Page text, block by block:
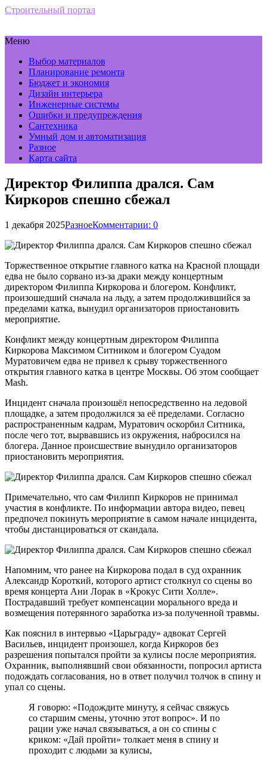
Строительный портал
Меню
Выбор материалов
Планирование ремонта
Бюджет и экономия
Дизайн интерьера
Инженерные системы
Ошибки и предупреждения
Сантехника
Умный дом и автоматизация
Разное
Карта сайта
Директор Филиппа дрался. Сам
Киркоров спешно сбежал
1 декабря 2025РазноеКомментарии: 0
Торжественное открытие главного катка на Красной площади
едва не было сорвано из-за драки между концертным
директором Филиппа Киркорова и блогером. Конфликт,
произошедший сначала на льду, а затем продолжившийся за
пределами катка, вынудил организаторов приостановить
мероприятие.
Конфликт между концертным директором Филиппа
Киркорова Максимом Ситником и блогером Суадом
Муратовичем едва не привел к срыву торжественного
открытия главного катка в центре Москвы. Об этом сообщает
Mash.
Инцидент сначала произошёл непосредственно на ледовой
площадке, а затем продолжился за её пределами. Согласно
распространенным кадрам, Муратович оскорбил Ситника,
после чего тот, вырвавшись из окружения, набросился на
блогера. Данное происшествие вынудило организаторов
приостановить мероприятия.
Примечательно, что сам Филипп Киркоров не принимал
участия в конфликте. По информации автора видео, певец
предпочел покинуть мероприятие в самом начале инцидента,
чтобы дистанцироваться от скандала.
Напомним, что ранее на Киркорова подал в суд охранник
Александр Короткий, которого артист столкнул со сцены во
время концерта Ани Лорак в «Крокус Сити Холле».
Пострадавший требует компенсации морального вреда и
возмещения потерянного заработка из-за полученной травмы.
Как пояснил в интервью «Царьграду» адвокат Сергей
Васильев, инцидент произошел, когда Киркоров без
разрешения попытался пройти за кулисы после мероприятия.
Охранник, выполнявший свои обязанности, попросил артиста
подождать согласования, но в ответ получил толчок в спину и
упал со сцены.
Я говорю: «Подождите минуту, я сейчас свяжусь
со старшим смены, уточню этот вопрос». И по
рации уже начал связываться, а он со спины с
криком: «Дай пройти» толкает меня в спину и
проходит с людьми за кулисы,